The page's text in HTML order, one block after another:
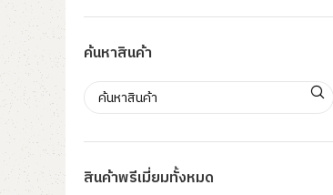
ค้นหาสินค้า
สินค้าพรีเมี่ยมทั้งหมด